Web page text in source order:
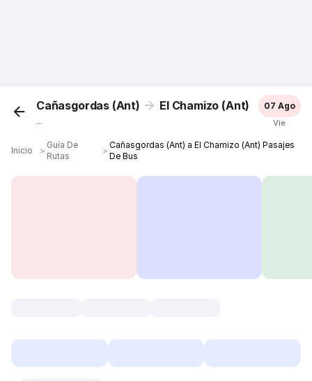
Cañasgordas (Ant) El Chamizo (Ant)
...
07 Ago
Vie
Inicio ＞
Guía De
Rutas
＞
Cañasgordas (Ant) a El Chamizo (Ant) Pasajes
De Bus